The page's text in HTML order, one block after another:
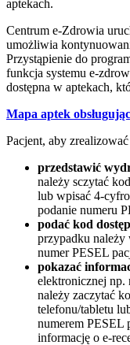
aptekach.
Centrum e-Zdrowia
umożliwia
Przystąpienie do
funkcja systemu e-
dostępna w aptekach,
Mapa aptek
Pacjent, aby
przedstawić
należy sczytać
lub wpisać 4-
podanie numeru
podać kod
przypadku należy
numer PESEL
pokazać
elektronicznej
należy zaczytać
telefonu/tabletu
numerem PESEL
informację o e-